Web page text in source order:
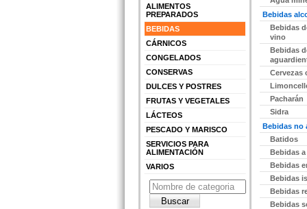
ALIMENTOS
PREPARADOS
BEBIDAS
CÁRNICOS
CONGELADOS
CONSERVAS
DULCES Y POSTRES
FRUTAS Y VEGETALES
LÁCTEOS
PESCADO Y MARISCO
SERVICIOS PARA
ALIMENTACIÓN
VARIOS
Bebidas
Bebidas
vino
Bebidas
Cervezas
Pacharán
Sidra
Bebidas no
Batidos
Bebidas
Bebidas
Bebidas
Bebidas
Bebidas